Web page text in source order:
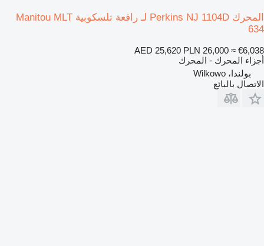
المحرك Perkins NJ 1104D لـ رافعة تلسكوبية Manitou MLT
634
AED 25,620 PLN 26,000 ≈ €6,038
أجزاء المحرك - المحرك
بولندا، Wilkowo
الاتصال بالبائع